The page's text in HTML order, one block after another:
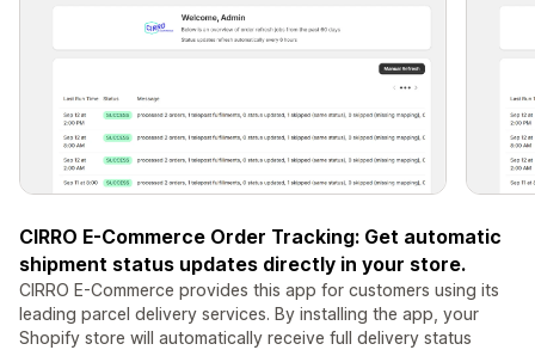
CIRRO E-Commerce Order Tracking: Get automatic
shipment status updates directly in your store.
CIRRO E-Commerce provides this app for customers using its
leading parcel delivery services. By installing the app, your
Shopify store will automatically receive full delivery status